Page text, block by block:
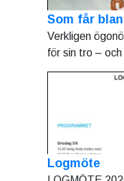
Som får
Verkligen
för sin tro –
Logmöte